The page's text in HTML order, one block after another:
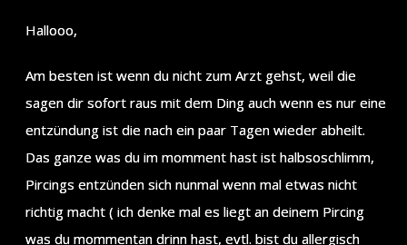
Hallooo,
Am besten ist wenn du nicht zum Arzt gehst, weil die
sagen dir sofort raus mit dem Ding auch wenn es nur eine
entzündung ist die nach ein paar Tagen wieder abheilt.
Das ganze was du im momment hast ist halbsoschlimm,
Pircings entzünden sich nunmal wenn mal etwas nicht
richtig macht ( ich denke mal es liegt an deinem Pircing
was du mommentan drinn hast, evtl. bist du allergisch